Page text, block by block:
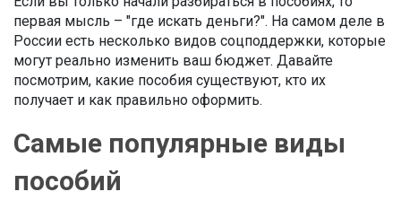
первая мысль – "где искать деньги?". На самом деле в
России есть несколько видов соцподдержки, которые
могут реально изменить ваш бюджет. Давайте
посмотрим, какие пособия существуют, кто их
получает и как правильно оформить.
Самые популярные виды
пособий